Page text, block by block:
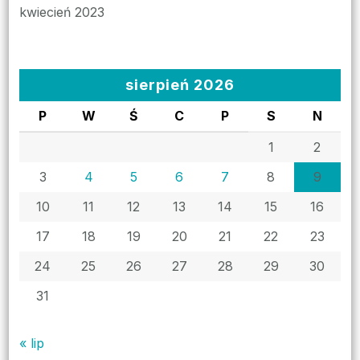
kwiecień 2023
sierpień 2026
P W Ś C P S
N
1
2
3
4 5 6 7 8
9
10
11 12 13 14 15
16
17
18 19 20 21 22
23
24
25 26 27 28 29
30
31
« lip